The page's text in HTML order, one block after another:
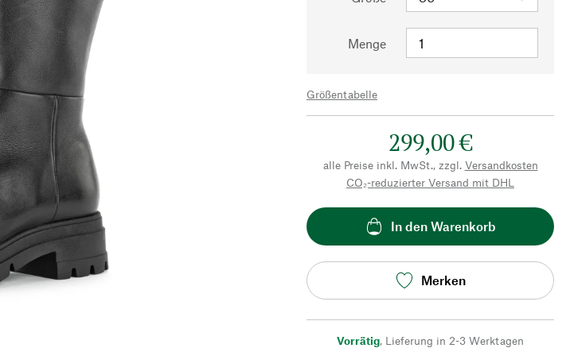
Menge
Größentabelle
299,00 €
alle Preise inkl. MwSt., zzgl. Versandkosten
CO₂-reduzierter Versand mit DHL
In den Warenkorb
Merken
Vorrätig, Lieferung in 2-3 Werktagen